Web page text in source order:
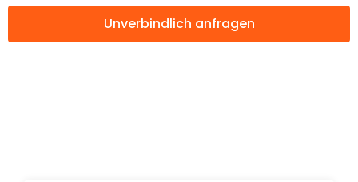
Unverbindlich anfragen